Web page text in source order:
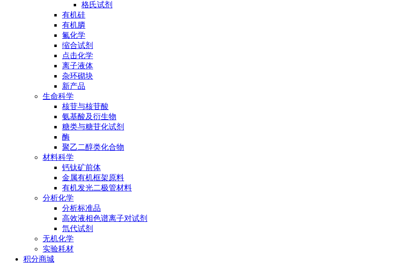
格氏试剂
有机硅
有机膦
氟化学
缩合试剂
点击化学
离子液体
杂环砌块
新产品
生命科学
核苷与核苷酸
氨基酸及衍生物
糖类与糖苷化试剂
酶
聚乙二醇类化合物
材料科学
钙钛矿前体
金属有机框架原料
有机发光二极管材料
分析化学
分析标准品
高效液相色谱离子对试剂
氘代试剂
无机化学
实验耗材
积分商城